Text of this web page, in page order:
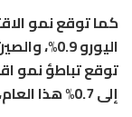
توقع تباطؤ نمو
إلى 0.7% هذا العام، قبل أن تقفز إلى 6.5% في 2027.